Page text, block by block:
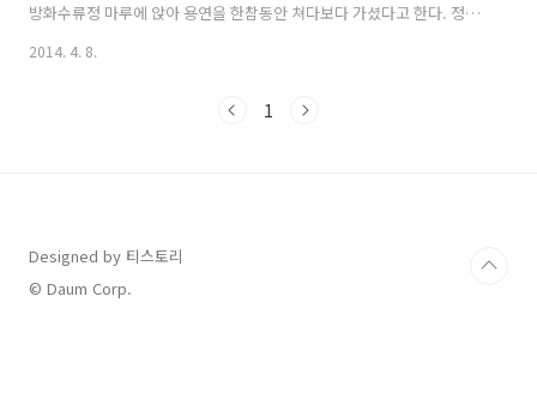
방화수류정 마루에 앉아 용연을 한참동안 쳐다보다 가셨다고 한다. 정조
대왕의 오언율시中 :
隨柳亭) 정조 대왕이 1794년(정조 18) 수원 천도를 위해 화성을 축조할
2014. 4. 8.
1
Designed by 티스토리
© Daum Corp.